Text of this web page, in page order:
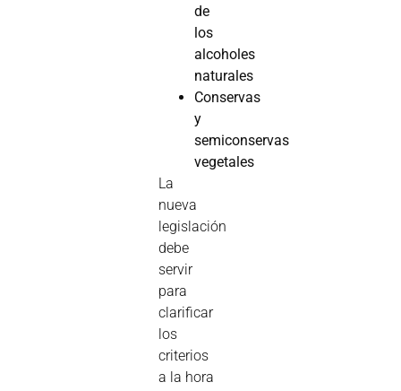
de
los
alcoholes
naturales
Conservas
y
semiconservas
vegetales
La
nueva
legislación
debe
servir
para
clarificar
los
criterios
a la hora